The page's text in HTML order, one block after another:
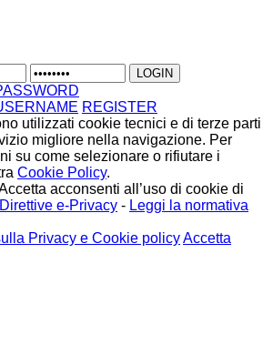
REGISTER
utilizzati cookie tecnici e di terze parti
migliore nella navigazione. Per
su come selezionare o rifiutare i
Cookie Policy.
acconsenti all’uso di cookie di
e-Privacy - Leggi la normativa
Privacy e Cookie policyAccetta